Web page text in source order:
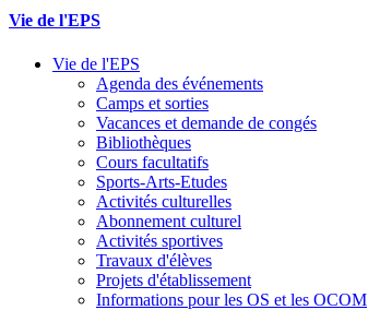
Vie de l'EPS
Vie de l'EPS
Agenda des événements
Camps et sorties
Vacances et demande de congés
Bibliothèques
Cours facultatifs
Sports-Arts-Etudes
Activités culturelles
Abonnement culturel
Activités sportives
Travaux d'élèves
Projets d'établissement
Informations pour les OS et les OCOM